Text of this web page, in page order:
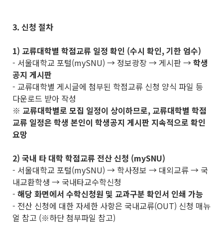
3. 신청 절차
1) 교류대학별 학점교류 일정 확인 (수시 확인, 기한 엄수)
- 서울대학교 포털(mySNU) → 정보광장 → 게시판 →학생
공지 게시판
- 교류대학별 게시글에 첨부된 학점교류 신청 양식 파일 등
다운로드 받아 작성
※ 교류대학별로 모집 일정이 상이하므로, 교류대학별 학점
교류 일정은 학생 본인이 학생공지 게시판 지속적으로 확인
요망
2) 국내 타 대학 학점교류 전산 신청 (mySNU)
- 서울대학교 포털(mySNU) → 학사정보 → 대외교류 → 국
내교환학생 → 국내타교수학신청
- 해당 화면에서 수학신청원 및 교과구분 확인서 인쇄 가능
- 전산 신청에 대한 자세한 사항은 국내교류(OUT) 신청 매뉴
얼 참고 (※하단 첨부파일 참고)